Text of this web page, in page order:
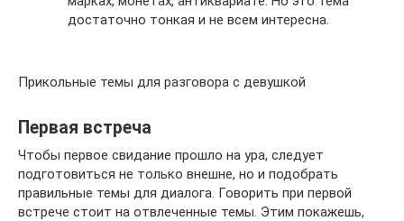
достаточно тонкая и не всем интересна.
Прикольные темы для разговора с девушкой
Первая встреча
Чтобы первое свидание прошло на ура, следует
подготовиться не только внешне, но и подобрать
правильные темы для диалога. Говорить при первой
встрече стоит на отвлеченные темы. Этим покажешь,